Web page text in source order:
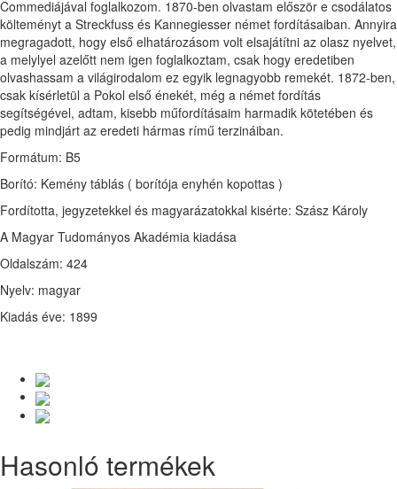
Commediájával foglalkozom. 1870-ben olvastam először e csodálatos
költeményt a Streckfuss és Kannegiesser német fordításaiban. Annyira
megragadott, hogy első elhatározásom volt elsajátítni az olasz nyelvet,
a melylyel azelőtt nem igen foglalkoztam, csak hogy eredetiben
olvashassam a világirodalom ez egyik legnagyobb remekét. 1872-ben,
csak kísérletül a Pokol első énekét, még a német fordítás
segítségével, adtam, kisebb műfordításaim harmadik kötetében és
pedig mindjárt az eredeti hármas rímű terzináiban.
Formátum: B5
Borító: Kemény táblás ( borítója enyhén kopottas )
Fordította, jegyzetekkel és magyarázatokkal kisérte: Szász Károly
A Magyar Tudományos Akadémia kiadása
Oldalszám: 424
Nyelv: magyar
Kiadás éve: 1899
Hasonló termékek